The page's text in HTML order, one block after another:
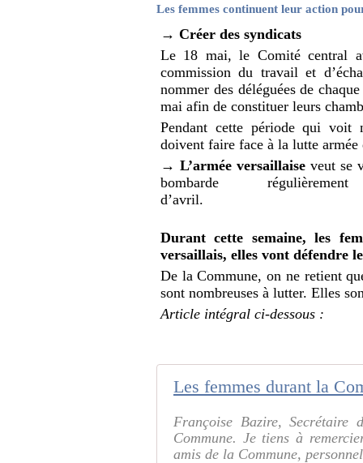
Les femmes continuent leur action
→Créer des syndicats
Le 18 mai, le Comité central
commission du travail et
nommer des déléguées de
mai afin de constituer leurs
Pendant cette période qui voit
doivent faire face à la lutte armée
→ L’armée versaillaise veut se
bombarde
d’avril.
Durant cette semaine, les
versaillais, elles vont défendre
De la Commune, on ne retient
sont nombreuses à lutter. Elles
Article intégral ci-dessous :
Françoise Bazire,
Commune. Je tiens à
amis de la Commune,